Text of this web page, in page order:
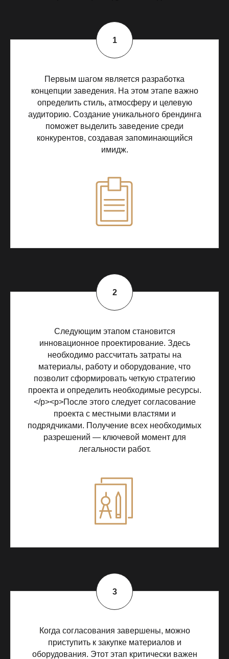
Первым шагом является разработка
концепции заведения. На этом этапе важно
определить стиль, атмосферу и целевую
аудиторию. Создание уникального брендинга
поможет выделить заведение среди
конкурентов, создавая запоминающийся
имидж.
Следующим этапом становится
инновационное проектирование. Здесь
необходимо рассчитать затраты на
материалы, работу и оборудование, что
позволит сформировать четкую стратегию
проекта и определить необходимые ресурсы.
</p><p>После этого следует согласование
проекта с местными властями и
подрядчиками. Получение всех необходимых
разрешений — ключевой момент для
легальности работ.
Когда согласования завершены, можно
приступить к закупке материалов и
оборудования. Этот этап критически важен